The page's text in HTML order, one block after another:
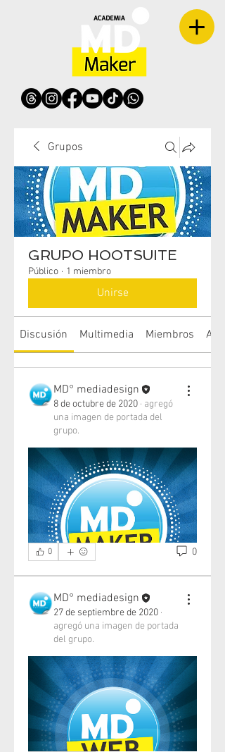
Grupos
GRUPO HOOTSUITE
Público · 1 miembro
Unirse
Discusión Multimedia Miembros
MD° mediadesign
8 de octubre de 2020 · agregó
una imagen de portada del
grupo.
0 0
MD° mediadesign
27 de septiembre de 2020 ·
agregó una imagen de portada
del grupo.